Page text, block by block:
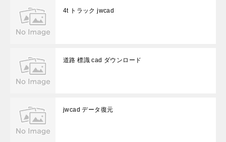
4t トラック jwcad
道路 標識 cad ダウンロード
jwcad データ復元